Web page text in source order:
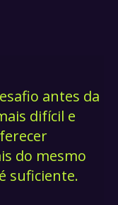
antes da
difícil e
do mesmo
suficiente.